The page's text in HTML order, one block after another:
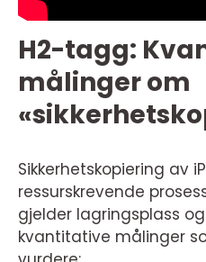
H2-tagg:
målinger om
Sikkerhetskopiering av
ressurskrevende
gjelder lagringsplass
kvantitative målinger